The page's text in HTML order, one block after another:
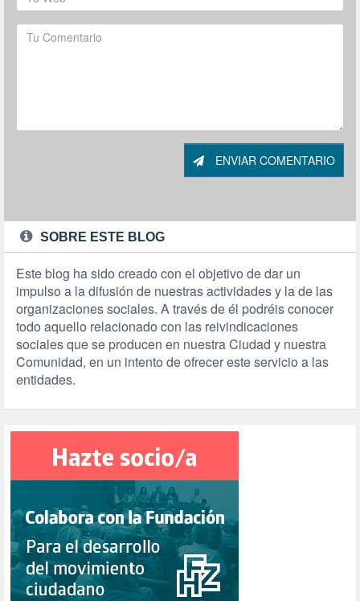
ENVIAR COMENTARIO
SOBRE ESTE BLOG
Este blog ha sido creado con el objetivo de dar un
impulso a la difusión de nuestras actividades y la de las
organizaciones sociales. A través de él podréis conocer
todo aquello relacionado con las reivindicaciones
sociales que se producen en nuestra Ciudad y nuestra
Comunidad, en un intento de ofrecer este servicio a las
entidades.